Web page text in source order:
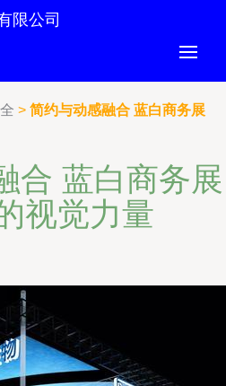
限公司
> 简约与动感融合 蓝白商务展
合 蓝白商务展
视觉力量